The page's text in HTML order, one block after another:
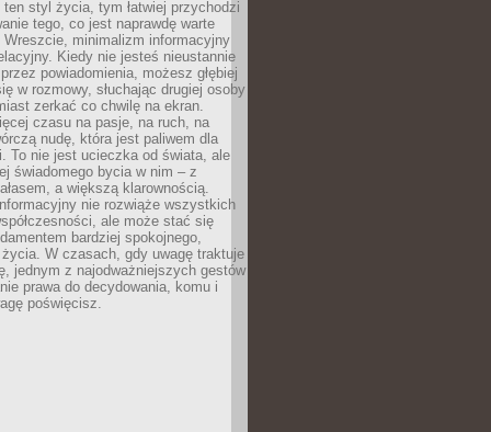
styl życia, tym łatwiej przychodzi
tego, co jest naprawdę warte
Wreszcie, minimalizm informacyjny
Kiedy nie jesteś nieustannie
powiadomienia, możesz głębiej
w rozmowy, słuchając drugiej osoby
zerkać co chwilę na ekran.
czasu na pasje, na ruch, na
nudę, która jest paliwem dla
To nie jest ucieczka od świata, ale
świadomego bycia w nim – z
a większą klarownością.
nie rozwiąże wszystkich
ale może stać się
bardziej spokojnego,
W czasach, gdy uwagę traktuje
jednym z najodważniejszych gestów
prawa do decydowania, komu i
poświęcisz.